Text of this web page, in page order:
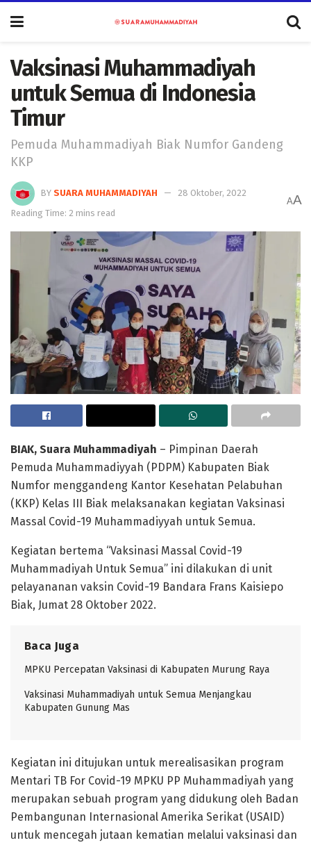
Vaksinasi Muhammadiyah
untuk Semua di Indonesia
Timur
Pemuda Muhammadiyah Biak Numfor Gandeng
KKP
BY SUARA MUHAMMADIYAH
28 Oktober, 2022
Reading Time: 2 mins read
AA
BIAK, Suara Muhammadiyah – Pimpinan Daerah
Pemuda Muhammadiyyah (PDPM) Kabupaten Biak
Numfor menggandeng Kantor Kesehatan Pelabuhan
(KKP) Kelas III Biak melaksanakan kegiatan Vaksinasi
Massal Covid-19 Muhammadiyyah untuk Semua.
Kegiatan bertema “Vaksinasi Massal Covid-19
Muhammadiyah Untuk Semua” ini dilakukan di unit
pelayananan vaksin Covid-19 Bandara Frans Kaisiepo
Biak, Jumat 28 Oktober 2022.
Baca Juga
MPKU Percepatan Vaksinasi di Kabupaten Murung Raya
Vaksinasi Muhammadiyah untuk Semua Menjangkau
Kabupaten Gunung Mas
Kegiatan ini ditujukan untuk merealisasikan program
Mentari TB For Covid-19 MPKU PP Muhammadiyah yang
merupakan sebuah program yang didukung oleh Badan
Pembangunan Internasional Amerika Serikat (USAID)
untuk mencegah jutaan kematian melalui vaksinasi dan